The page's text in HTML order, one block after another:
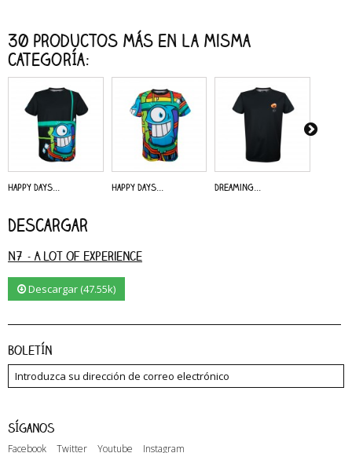
30 productos más en la misma
categoría:
Happy Days... Happy Days... Dreaming...
Descargar
N7 - A Lot Of Experience
Descargar (47.55k)
Boletín
Síganos
Facebook Twitter Youtube Instagram